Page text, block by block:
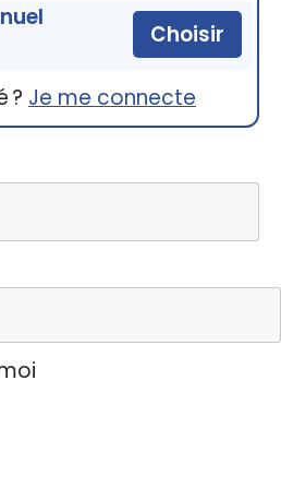
Choisir
? Je me connecte